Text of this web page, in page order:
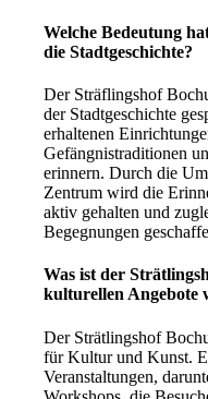
Welche Bedeutung
die Stadtgeschichte?
Der Sträflingshof
der Stadtgeschichte
erhaltenen
Gefängnistraditionen
erinnern. Durch die
Zentrum wird die
aktiv gehalten und
Begegnungen
Was ist der
kulturellen Angebote
Der Strätlingshof
für Kultur und Kunst.
Veranstaltungen,